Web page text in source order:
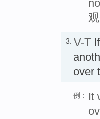
3. V-T
over
例：
It